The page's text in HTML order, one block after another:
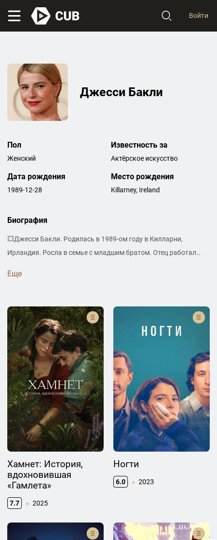
Войти
Джесси Бакли
Пол
Женский
Известность за
Актёрское искусство
Дата рождения
1989-12-28
Место рождения
Killarney, Ireland
Биография
💥Джесси Бакли. Родилась в 1989-ом году в Килларни,
Ирландия. Росла в семье с младшим братом. Отец работал
Королевской академии драматического искусства в Лондоне.
режиссёром Фредди Грэшемом, у пары сын, имя которого не
раскрывается 🏆Главные награды🏆: Оскар (2026) [Хэмнет],
BAFTA (2022) [Незнакомая дочь], Золотой глобус (2026)
[Хэмнет], Critics' Choice Award (2026) [Хэмнет], ASTRA (2026)
[Хэмнет] 🎬Главные проекты🎬: «Хэмнет» (2026), «Думаю, как
всё закончить» (2020), «Незнакомая дочь» (2021), «Фарго»
(2020), «Она сказала» (2022), «Мужчины» (2022) ⭐Интересный
факт⭐: Джесси начинала карьеру как певица и дошла до
финала британского шоу талантов
Еще
Хамнет: История,
вдохновившая
«Гамлета»
7.7 2025
Ногти
6.0 2023